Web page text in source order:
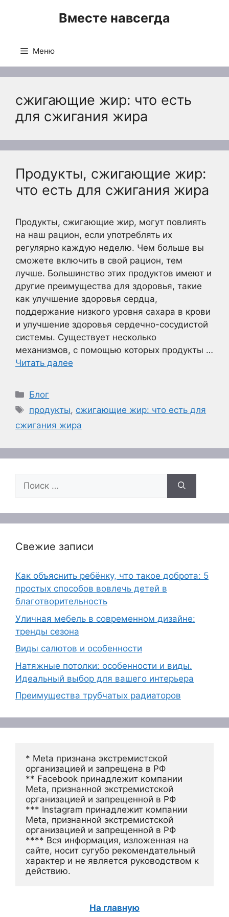
Вместе навсегда
Меню
сжигающие жир: что есть
для сжигания жира
Продукты, сжигающие жир:
что есть для сжигания жира
Продукты, сжигающие жир, могут повлиять
на наш рацион, если употреблять их
регулярно каждую неделю. Чем больше вы
сможете включить в свой рацион, тем
лучше. Большинство этих продуктов имеют и
другие преимущества для здоровья, такие
как улучшение здоровья сердца,
поддержание низкого уровня сахара в крови
и улучшение здоровья сердечно-сосудистой
системы. Существует несколько
механизмов, с помощью которых продукты …
Читать далее
Рубрики
Блог
Метки
продукты, сжигающие жир: что есть для
сжигания жира
Поиск:
Свежие записи
Как объяснить ребёнку, что такое доброта: 5
простых способов вовлечь детей в
благотворительность
Уличная мебель в современном дизайне:
тренды сезона
Виды салютов и особенности
Натяжные потолки: особенности и виды.
Идеальный выбор для вашего интерьера
Преимущества трубчатых радиаторов
* Meta признана экстремистской
организацией и запрещена в РФ
** Facebook принадлежит компании
Meta, признанной экстремистской
организацией и запрещенной в РФ
*** Instagram принадлежит компании
Meta, признанной экстремистской
организацией и запрещенной в РФ
**** Вся информация, изложенная на
сайте, носит сугубо рекомендательный
характер и не является руководством к
действию.
На главную